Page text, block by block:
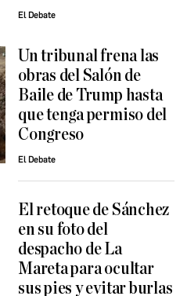
El Debate
Un tribunal frena las
obras del Salón de
Baile de Trump hasta
que tenga permiso del
Congreso
El Debate
El retoque de Sánchez
en su foto del
despacho de La
Mareta para ocultar
sus pies y evitar burlas